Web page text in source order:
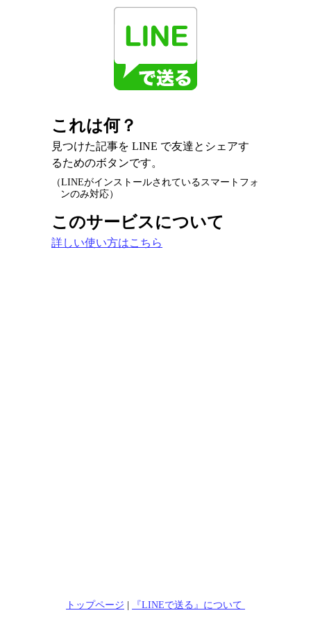
これは何？
見つけた記事を LINE で友達とシェアす
るためのボタンです。
（LINEがインストールされているスマートフォ
ンのみ対応）
このサービスについて
詳しい使い方はこちら
トップページ | 『LINEで送る』について